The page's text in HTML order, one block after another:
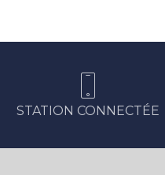
STATION CONNECTÉE